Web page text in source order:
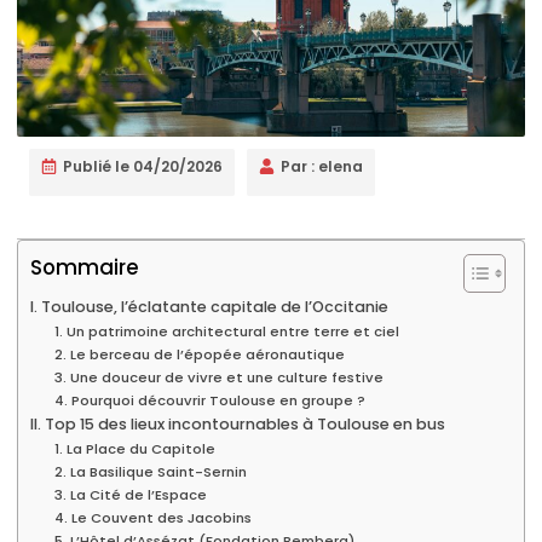
Publié le 04/20/2026 Par : elena
Sommaire
I. Toulouse, l’éclatante capitale de l’Occitanie
1. Un patrimoine architectural entre terre et ciel
2. Le berceau de l’épopée aéronautique
3. Une douceur de vivre et une culture festive
4. Pourquoi découvrir Toulouse en groupe ?
II. Top 15 des lieux incontournables à Toulouse en bus
1. La Place du Capitole
2. La Basilique Saint-Sernin
3. La Cité de l’Espace
4. Le Couvent des Jacobins